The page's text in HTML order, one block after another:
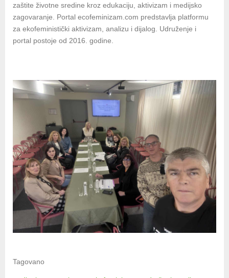
zaštite životne sredine kroz edukaciju, aktivizam i medijsko
zagovaranje. Portal ecofeminizam.com predstavlja platformu
za ekofeministički aktivizam, analizu i dijalog. Udruženje i
portal postoje od 2016. godine.
Tagovano